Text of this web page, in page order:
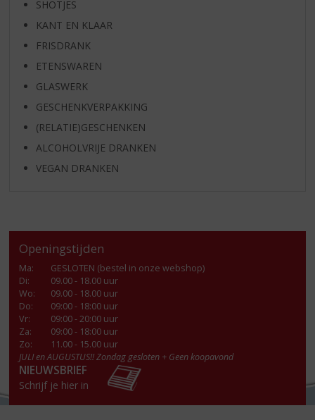
SHOTJES
KANT EN KLAAR
FRISDRANK
ETENSWAREN
GLASWERK
GESCHENKVERPAKKING
(RELATIE)GESCHENKEN
ALCOHOLVRIJE DRANKEN
VEGAN DRANKEN
Openingstijden
Ma:
GESLOTEN (bestel in onze webshop)
Di:
09.00 - 18.00 uur
Wo:
09.00 - 18.00 uur
Do:
09:00 - 18:00 uur
Vr:
09:00 - 20:00 uur
Za:
09:00 - 18:00 uur
Zo:
11.00 - 15.00 uur
JULI en AUGUSTUS!! Zondag gesloten + Geen koopavond
NIEUWSBRIEF
Schrijf je hier in